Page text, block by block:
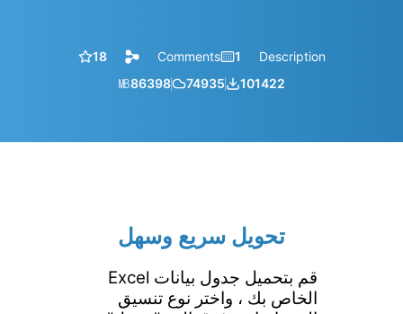
Description
1
Comments
18
101422
74935
86398
㎆︎
تحويل سريع وسهل
قم بتحميل جدول بيانات Excel
الخاص بك ، واختر نوع تنسيق